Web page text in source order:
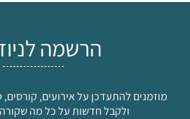
הרשמה
מוזמנים להתעדכן על אירועים,
ולקבל חדשות על כל מה